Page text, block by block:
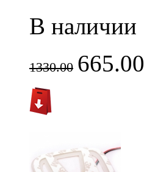
В наличии
1330.00 665.00